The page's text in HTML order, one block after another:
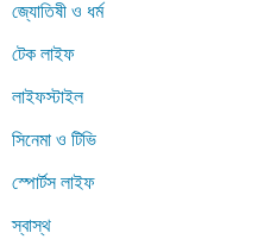
জ্যোতিষী ও ধর্ম
টেক লাইফ
লাইফস্টাইল
সিনেমা ও টিভি
স্পোর্টস লাইফ
স্বাস্থ